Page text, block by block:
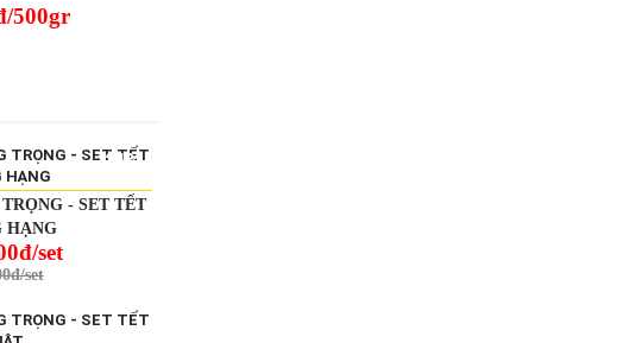
500gr
- SET TẾT
HẠNG
set
set
-21%